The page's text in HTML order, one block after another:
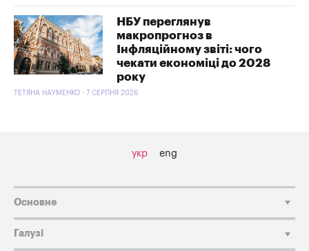
НБУ переглянув
макропрогноз в
Інфляційному звіті: чого
чекати економіці до 2028
року
ТЕТЯНА НАУМЕНКО - 7 СЕРПНЯ 2026
укр eng
Основне
Галузі